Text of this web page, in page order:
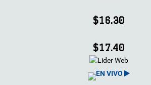
$16.30
$17.40
EN VIVO